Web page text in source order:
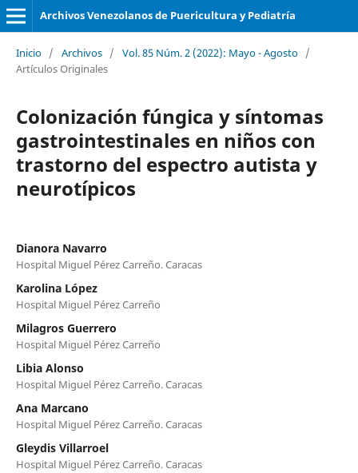
Archivos Venezolanos de Puericultura y Pediatría
Inicio / Archivos / Vol. 85 Núm. 2 (2022): Mayo - Agosto /
Artículos Originales
Colonización fúngica y síntomas
gastrointestinales en niños con
trastorno del espectro autista y
neurotípicos
Dianora Navarro
Hospital Miguel Pérez Carreño. Caracas
Karolina López
Hospital Miguel Pérez Carreño
Milagros Guerrero
Hospital Miguel Pérez Carreño
Libia Alonso
Hospital Miguel Pérez Carreño. Caracas
Ana Marcano
Hospital Miguel Pérez Carreño. Caracas
Gleydis Villarroel
Hospital Miguel Pérez Carreño. Caracas